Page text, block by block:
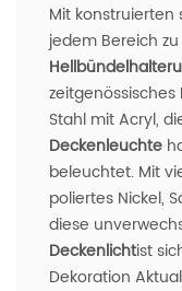
Mit konstruierten
jedem Bereich
zeitgenössisches
Stahl mit Acryl,
Deckenleuchte
beleuchtet. Mit
poliertes Nickel,
diese
Deckenlichtist
Dekoration